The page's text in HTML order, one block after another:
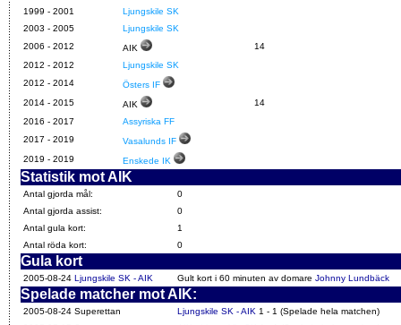
1999 - 2001
Ljungskile SK
2003 - 2005
Ljungskile SK
2006 - 2012 AIK
14
2012 - 2012
Ljungskile SK
2012 - 2014
Östers IF
2014 - 2015 AIK
14
2016 - 2017
Assyriska FF
2017 - 2019
Vasalunds IF
2019 - 2019 Enskede IK
Statistik mot AIK
Antal gjorda mål:
0
Antal gjorda assist:
0
Antal gula kort:
1
Antal röda kort:
0
Gula kort
2005-08-24 Ljungskile SK - AIK Gult kort i 60 minuten av domare Johnny Lundbäck
Spelade matcher mot AIK:
2005-08-24 Superettan Ljungskile SK - AIK 1 - 1 (Spelade hela matchen)